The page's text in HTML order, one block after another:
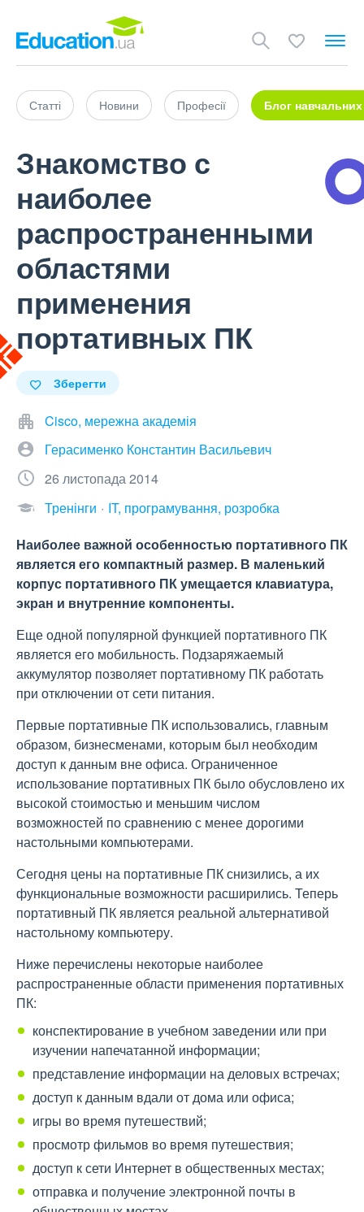
Статті Новини Професії Блог навчальних
Знакомство с
наиболее
распространенными
областями
применения
портативных ПК
Зберегти
Cisco, мережна академія
Герасименко Константин Васильевич
26 листопада 2014
Тренінги
IT, програмування, розробка
Наиболее важной особенностью портативного ПК
является его компактный размер. В маленький
корпус портативного ПК умещается клавиатура,
экран и внутренние компоненты.
Еще одной популярной функцией портативного ПК
является его мобильность. Подзаряжаемый
аккумулятор позволяет портативному ПК работать
при отключении от сети питания.
Первые портативные ПК использовались, главным
образом, бизнесменами, которым был необходим
доступ к данным вне офиса. Ограниченное
использование портативных ПК было обусловлено их
высокой стоимостью и меньшим числом
возможностей по сравнению с менее дорогими
настольными компьютерами.
Сегодня цены на портативные ПК снизились, а их
функциональные возможности расширились. Теперь
портативный ПК является реальной альтернативой
настольному компьютеру.
Ниже перечислены некоторые наиболее
распространенные области применения портативных
ПК:
конспектирование в учебном заведении или при
изучении напечатанной информации;
представление информации на деловых встречах;
доступ к данным вдали от дома или офиса;
игры во время путешествий;
просмотр фильмов во время путешествия;
доступ к сети Интернет в общественных местах;
отправка и получение электронной почты в